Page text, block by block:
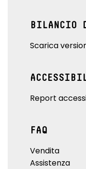
BILANCIO
Scarica
Report
FAQ
Vendita
Assistenza